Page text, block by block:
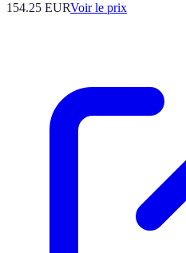
154.25 EURVoir le prix